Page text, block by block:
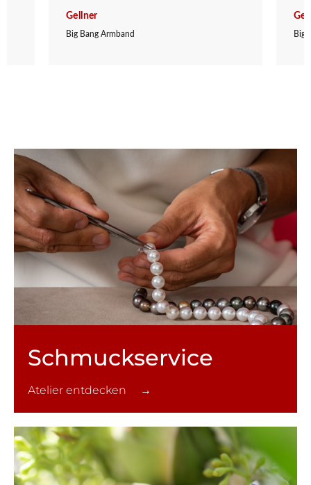
Gellner
Big Bang Armband Big
Schmuck­service
Atelier entdecken →